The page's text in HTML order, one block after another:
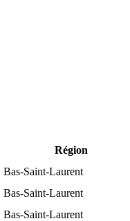
Région
Bas-Saint-Laurent
Bas-Saint-Laurent
Bas-Saint-Laurent